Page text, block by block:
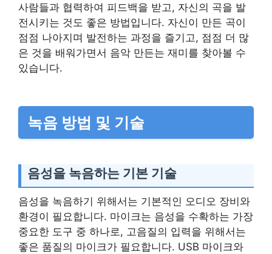
사람들과 협력하여 피드백을 받고, 자신의 곡을 발
전시키는 것도 좋은 방법입니다. 자신이 만든 곡이
점점 나아지며 발전하는 과정을 즐기고, 점점 더 많
은 것을 배워가면서 음악 만든는 재미를 찾아볼 수
있습니다.
녹음 방법 및 기술
음성을 녹음하는 기본 기술
음성을 녹음하기 위해서는 기본적인 오디오 장비와
환경이 필요합니다. 마이크는 음성을 수확하는 가장
중요한 도구 중 하나로, 고음질의 입력을 위해서는
좋은 품질의 마이크가 필요합니다. USB 마이크와